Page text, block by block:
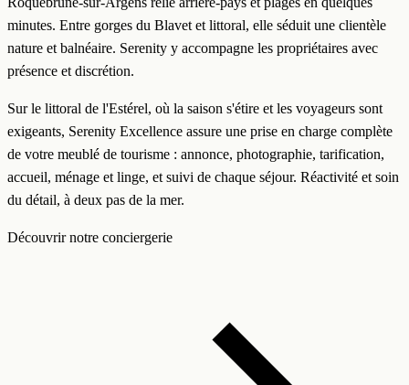
minutes. Entre gorges du Blavet et littoral, elle séduit une clientèle
nature et balnéaire. Serenity y accompagne les propriétaires avec
présence et discrétion.
Sur le littoral de l'Estérel, où la saison s'étire et les voyageurs sont
exigeants, Serenity Excellence assure une prise en charge complète
de votre meublé de tourisme : annonce, photographie, tarification,
accueil, ménage et linge, et suivi de chaque séjour. Réactivité et soin
du détail, à deux pas de la mer.
Découvrir notre conciergerie